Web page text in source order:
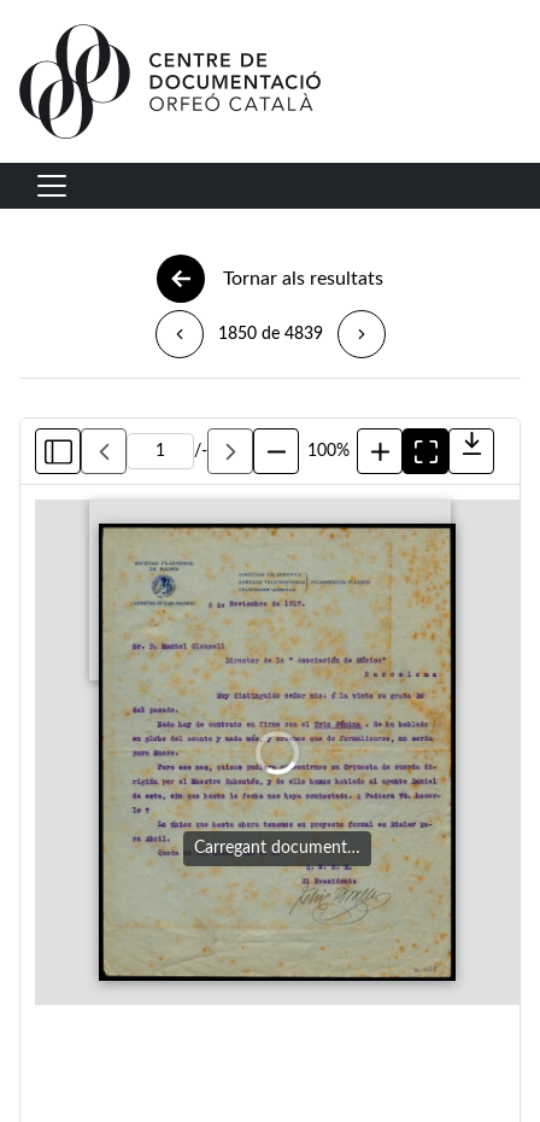
Vés al contingut
Navegació principal
Tornar als resultats
1850 de 4839
/- 100%
Carregant document…